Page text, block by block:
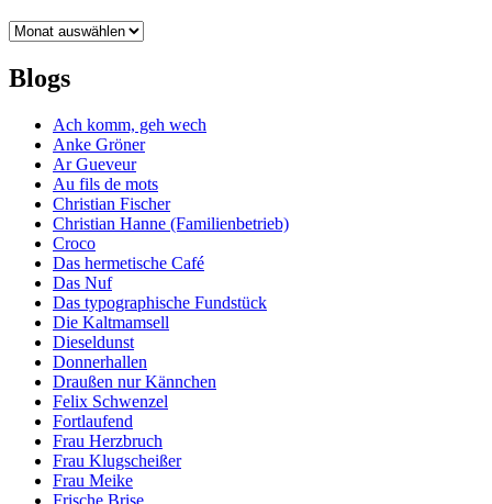
Archiv
Blogs
Ach komm, geh wech
Anke Gröner
Ar Gueveur
Au fils de mots
Christian Fischer
Christian Hanne (Familienbetrieb)
Croco
Das hermetische Café
Das Nuf
Das typographische Fundstück
Die Kaltmamsell
Dieseldunst
Donnerhallen
Draußen nur Kännchen
Felix Schwenzel
Fortlaufend
Frau Herzbruch
Frau Klugscheißer
Frau Meike
Frische Brise